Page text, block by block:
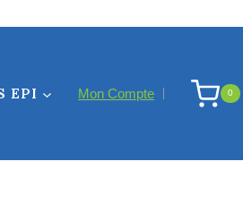
EPI Mon Compte 0